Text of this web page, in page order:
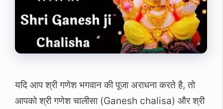
यदि आप श्री गणेश भगवान की पूजा अराधना करते है, तो
आपको श्री गणेश चालीसा (Ganesh chalisa) और श्री